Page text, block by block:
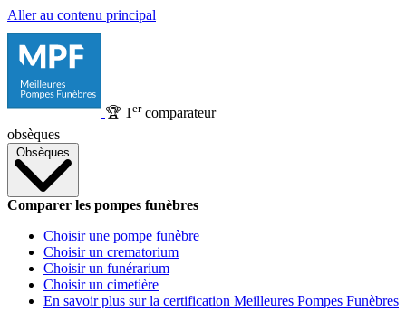
Aller au contenu principal
🏆 1 ercomparateur
obsèques
Obsèques
Comparer les pompes funèbres
Choisir une pompe funèbre
Choisir un crematorium
Choisir un funérarium
Choisir un cimetière
En savoir plus sur la certification Meilleures Pompes Funèbres